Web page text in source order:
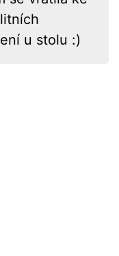
u stolu :)